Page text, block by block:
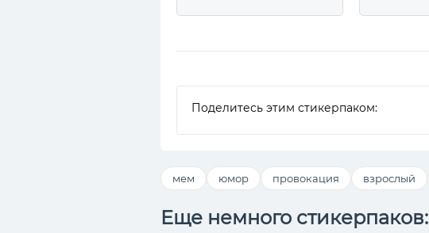
Поделитесь этим стикерпаком:
мем юмор провокация взрослый
Еще немного стикерпаков: